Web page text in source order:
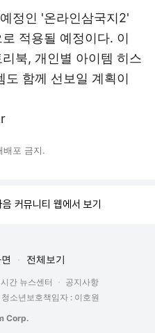
정인 '온라인삼국지2'
적용될 예정이다. 이
북, 개인별 아이템 히스
도 함께 선보일 계획이
포 금지.
커뮤니티 웹에서 보기
전체보기
간 뉴스센터
공지사항
청소년보호책임자 : 이호원
Corp.